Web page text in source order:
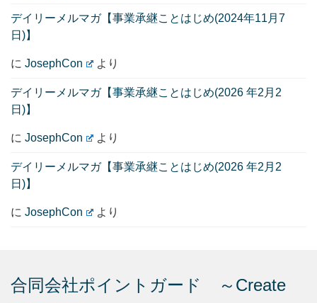
デイリーメルマガ【事業承継ことはじめ(2024年11月7
日)】
に JosephCon より
デイリーメルマガ【事業承継ことはじめ(2026 年2月2
日)】
に JosephCon より
デイリーメルマガ【事業承継ことはじめ(2026 年2月2
日)】
に JosephCon より
合同会社ポイントガード ～Create